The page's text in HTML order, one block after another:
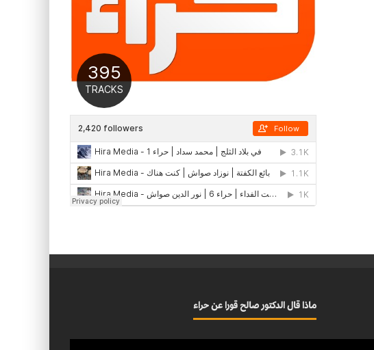
ماذا قال الدكتور صالح قورا عن حراء